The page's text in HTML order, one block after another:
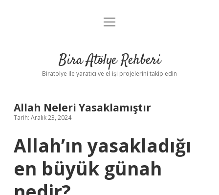
Anasayfa
Yasal Uyarı
menüyü
Bira Atölye Rehberi
Biratolye ile yaratıcı ve el işi projelerini takip edin
Allah Neleri Yasaklamıştır
Tarih: Aralık 23, 2024
Allah’ın yasakladığı
en büyük günah